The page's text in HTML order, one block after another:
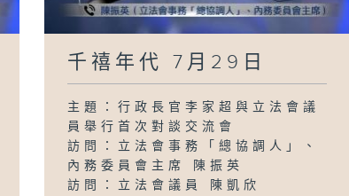
千禧年代 7月29日
主題：行政長官李家超與立法會議
員舉行首次對談交流會
訪問：立法會事務「總協調人」、
內務委員會主席 陳振英
訪問：立法會議員 陳凱欣